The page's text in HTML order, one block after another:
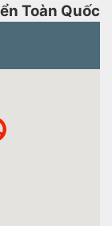
Toàn Quốc